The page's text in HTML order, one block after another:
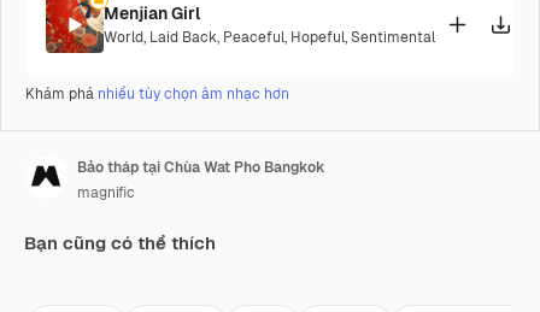
Menjian Girl
World, Laid Back, Peaceful, Hopeful,Sentimental
Khám phá nhiều tùy chọn âm nhạc hơn
Bảo tháp tại Chùa Wat Pho Bangkok
magnific
Bạn cũng có thể thích